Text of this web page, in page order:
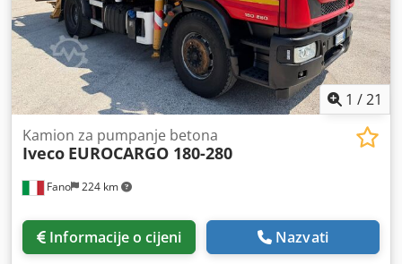
1 /21
Fano 224 km
Kamion za pumpanje betona
Iveco EUROCARGO 180-280
Informacije o cijeni Nazvati